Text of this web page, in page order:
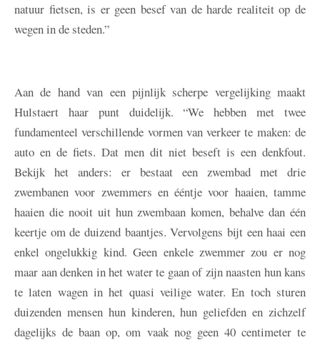
natuur fietsen, is er geen besef van de harde realiteit op de
wegen in de steden.”
Aan de hand van een pijnlijk scherpe vergelijking maakt
Hulstaert haar punt duidelijk. “We hebben met twee
fundamenteel verschillende vormen van verkeer te maken: de
auto en de fiets. Dat men dit niet beseft is een denkfout.
Bekijk het anders: er bestaat een zwembad met drie
zwembanen voor zwemmers en ééntje voor haaien, tamme
haaien die nooit uit hun zwembaan komen, behalve dan één
keertje om de duizend baantjes. Vervolgens bijt een haai een
enkel ongelukkig kind. Geen enkele zwemmer zou er nog
maar aan denken in het water te gaan of zijn naasten hun kans
te laten wagen in het quasi veilige water. En toch sturen
duizenden mensen hun kinderen, hun geliefden en zichzelf
dagelijks de baan op, om vaak nog geen 40 centimeter te